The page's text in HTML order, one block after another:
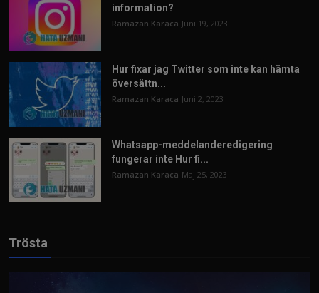
information?
Ramazan Karaca Juni 19, 2023
Hur fixar jag Twitter som inte kan hämta
översättn...
Ramazan Karaca Juni 2, 2023
Whatsapp-meddelanderedigering
fungerar inte Hur fi...
Ramazan Karaca Maj 25, 2023
Trösta